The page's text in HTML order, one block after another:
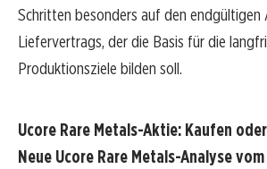
Schritten besonders auf den endgültigen
Liefervertrags, der die Basis für die
Produktionsziele bilden soll.
Ucore Rare Metals-Aktie: Kaufen
Neue Ucore Rare Metals-Analyse